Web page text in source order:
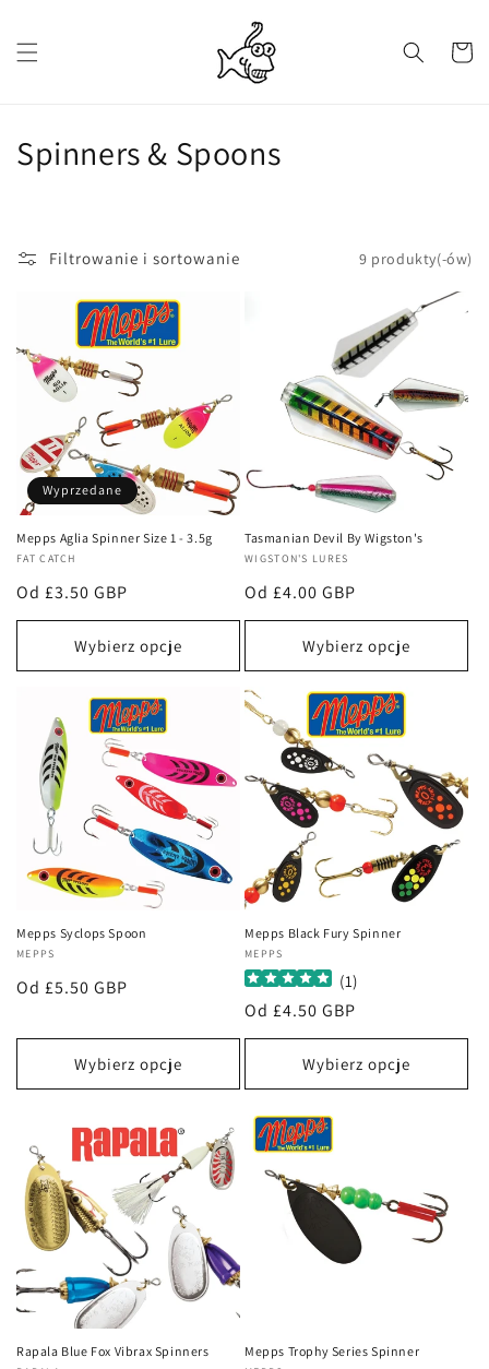
Koszyk
K
e
c
a
Spinners & Spoons
Filtrowanie i sortowanie 9 produkty(-ów)
Wyprzedane
Mepps Aglia Spinner Size 1 - 3.5g
Dostawca:
FAT CATCH
Cena
regularna
Od £3.50 GBP
Wybierz opcje
Tasmanian Devil By Wigston's
Dostawca:
WIGSTON'S LURES
Cena
regularna
Od £4.00 GBP
Wybierz opcje
Mepps Syclops Spoon
Dostawca:
MEPPS
Cena
Od £5.50 GBP
Wybierz opcje
Mepps Black Fury Spinner
Dostawca:
MEPPS
(1)
Cena
regularna
Od £4.50 GBP
Wybierz opcje
Rapala Blue Fox Vibrax Spinners Mepps Trophy Series Spinner